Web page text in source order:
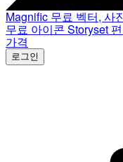
Magnific 무료 벡터, 사
무료 아이콘 Storyset
가격
로그인